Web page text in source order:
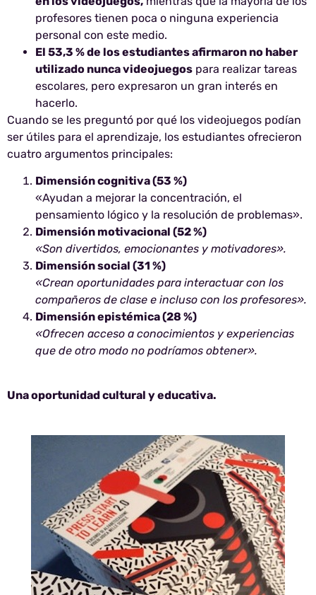
profesores tienen poca o ninguna experiencia
personal con este medio.
El 53,3 % de los estudiantes afirmaron no haber
utilizado nunca videojuegos para realizar tareas
escolares, pero expresaron un gran interés en
hacerlo.
Cuando se les preguntó por qué los videojuegos podían
ser útiles para el aprendizaje, los estudiantes ofrecieron
cuatro argumentos principales:
Dimensión cognitiva (53 %)
«Ayudan a mejorar la concentración, el
pensamiento lógico y la resolución de problemas».
Dimensión motivacional (52 %)
«Son divertidos, emocionantes y motivadores».
Dimensión social (31 %)
«Crean oportunidades para interactuar con los
compañeros de clase e incluso con los profesores».
Dimensión epistémica (28 %)
«Ofrecen acceso a conocimientos y experiencias
que de otro modo no podríamos obtener».
Una oportunidad cultural y educativa.